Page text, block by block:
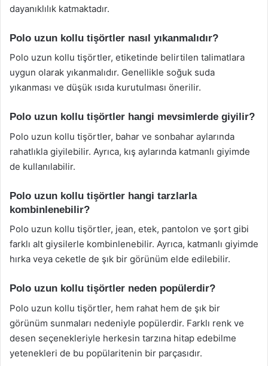
dayanıklılık katmaktadır.
Polo uzun kollu tişörtler nasıl yıkanmalıdır?
Polo uzun kollu tişörtler, etiketinde belirtilen talimatlara
uygun olarak yıkanmalıdır. Genellikle soğuk suda
yıkanması ve düşük ısıda kurutulması önerilir.
Polo uzun kollu tişörtler hangi mevsimlerde giyilir?
Polo uzun kollu tişörtler, bahar ve sonbahar aylarında
rahatlıkla giyilebilir. Ayrıca, kış aylarında katmanlı giyimde
de kullanılabilir.
Polo uzun kollu tişörtler hangi tarzlarla
kombinlenebilir?
Polo uzun kollu tişörtler, jean, etek, pantolon ve şort gibi
farklı alt giysilerle kombinlenebilir. Ayrıca, katmanlı giyimde
hırka veya ceketle de şık bir görünüm elde edilebilir.
Polo uzun kollu tişörtler neden popülerdir?
Polo uzun kollu tişörtler, hem rahat hem de şık bir
görünüm sunmaları nedeniyle popülerdir. Farklı renk ve
desen seçenekleriyle herkesin tarzına hitap edebilme
yetenekleri de bu popülaritenin bir parçasıdır.